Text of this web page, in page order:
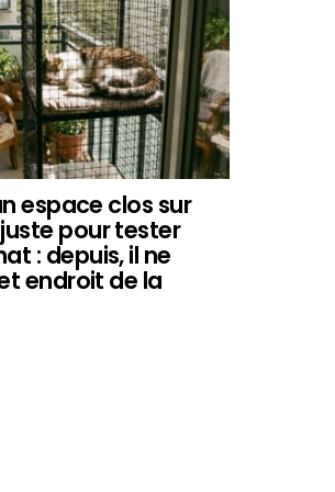
espace clos sur
pour tester
: depuis, il ne
endroit de la